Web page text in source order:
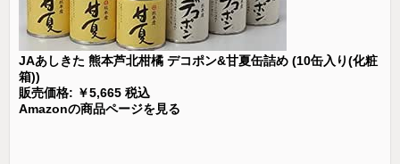
JAあしきた 熊本芦北柑橘 デコポン&甘夏缶詰め (10缶入り(化粧
箱))
販売価格: ￥5,665 税込
Amazonの商品ページを見る